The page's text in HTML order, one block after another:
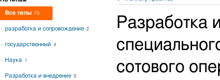
Разработка
сотового
Все типы 15
разработка и сопровождение 2
государственный 4
Наука 1
Разработка и внедрение 8